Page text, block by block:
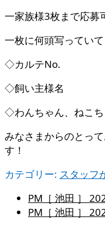
一家族様3枚まで応募
一枚に何頭写っていて
◇カルテNo.
◇飼い主様名
◇わんちゃん、ねこ
みなさまからのとっ
す！
カテゴリー: スタッフ
PM［ 池田 ］
PM［ 池田 ］